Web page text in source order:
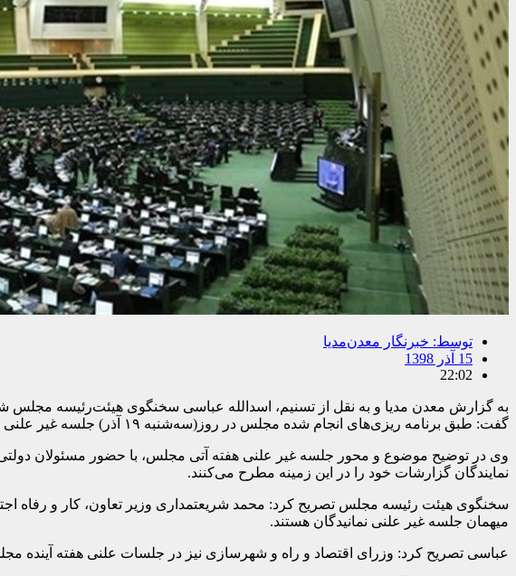
توسط: خبرنگار معدن‌مدیا
15 آذر 1398
22:02
به گزارش معدن مدیا و به نقل از تسنیم، اسدالله عباسی سخنگوی هیئت‌رئیسه مجلس
گفت: طبق برنامه ریزی‌های انجام شده مجلس در روز(سه‌شنبه ۱۹ آذر) جلسه غیر علنی دارد.
وی در توضیح موضوع و محور جلسه غیر علنی هفته آتی مجلس، با حضور مسئولان
نمایندگان گزارشات خود را در این زمینه مطرح می‌کنند.
سخنگوی هیئت رئیسه مجلس تصریح کرد: محمد شریعتمداری وزیر تعاون، کار و رفاه
میهمان جلسه غیر علنی نمانیدگان هستند.
عباسی تصریح کرد: وزرای اقتصاد و راه و شهرسازی نیز در جلسات علنی هفته آینده